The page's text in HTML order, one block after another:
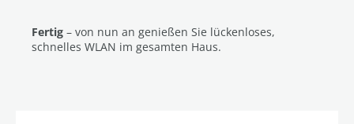
Fertig – von nun an genießen Sie lückenloses,
schnelles WLAN im gesamten Haus.